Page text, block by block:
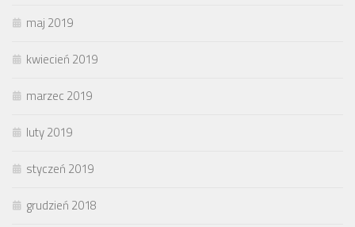
maj 2019
kwiecień 2019
marzec 2019
luty 2019
styczeń 2019
grudzień 2018